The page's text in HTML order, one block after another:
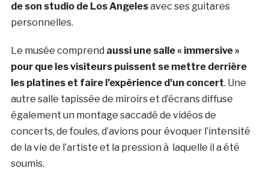
de son studio de Los Angelesavec ses guitares
personnelles.
Le musée comprend aussi une salle « immersive »
pour que les visiteurs puissent se mettre derrière
les platines et faire l’expérience d’un concert. Une
autre salle tapissée de miroirs et d’écrans diffuse
également un montage saccadé de vidéos de
concerts, de foules, d’avions pour évoquer l’intensité
de la vie de l’artiste et la pression à laquelle il a été
soumis.